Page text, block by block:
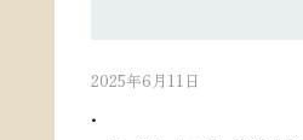
2025年6月11日
.